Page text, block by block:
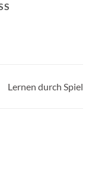
Lernen durch Spiel